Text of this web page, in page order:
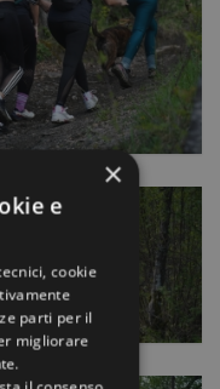
×
e
cookie
parti per il
migliorare